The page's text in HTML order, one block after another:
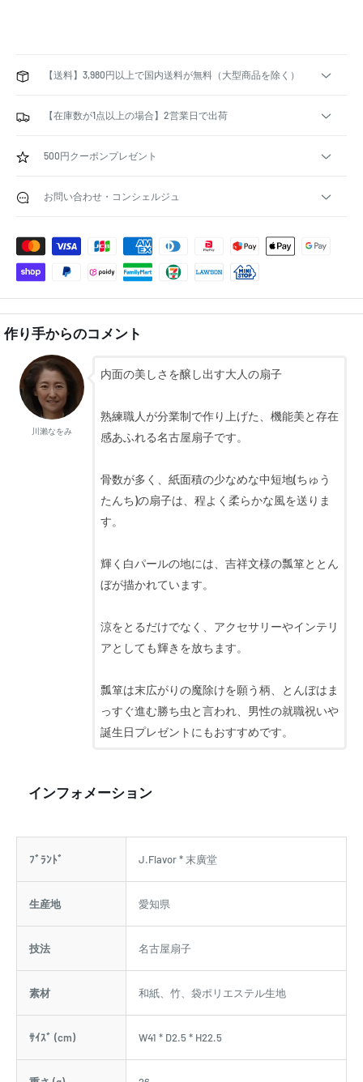
【送料】3,980円以上で国内送料が無料（大型商品を除く）
【在庫数が1点以上の場合】2営業日で出荷
500円クーポンプレゼント
お問い合わせ・コンシェルジュ
作り手からのコメント
川瀨なをみ
内面の美しさを醸し出す大人の扇子
熟練職人が分業制で作り上げた、機能美と存在
感あふれる名古屋扇子です。
骨数が多く、紙面積の少なめな中短地(ちゅう
たんち)の扇子は、程よく柔らかな風を送りま
す。
輝く白パールの地には、吉祥文様の瓢箪ととん
ぼが描かれています。
涼をとるだけでなく、アクセサリーやインテリ
アとしても輝きを放ちます。
瓢箪は末広がりの魔除けを願う柄、とんぼはま
っすぐ進む勝ち虫と言われ、男性の就職祝いや
誕生日プレゼントにもおすすめです。
インフォメーション
ﾌﾞﾗﾝﾄﾞ J.Flavor * 末廣堂
生産地 愛知県
技法 名古屋扇子
素材 和紙、竹、袋ポリエステル生地
ｻｲｽﾞ (cm) W41 * D2.5 * H22.5